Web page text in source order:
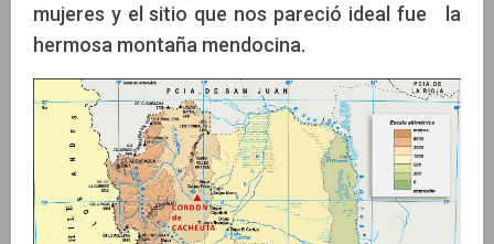
mujeres y el sitio que nos pareció ideal fue la
hermosa montaña mendocina.